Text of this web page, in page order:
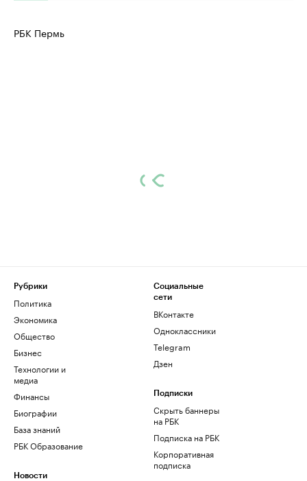
РБК Пермь
Рубрики
Политика
Экономика
Общество
Бизнес
Технологии и
медиа
Финансы
Биографии
База знаний
РБК Образование
Новости
Социальные
сети
ВКонтакте
Одноклассники
Telegram
Дзен
Подписки
Скрыть баннеры
на РБК
Подписка на РБК
Корпоративная
подписка